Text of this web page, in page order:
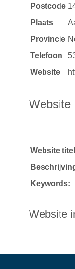
Postcode
Plaats
Provincie
Telefoon
Website
Website
Website titel
Keywords:
Website